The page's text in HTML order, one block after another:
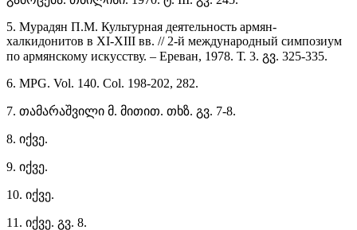
5. Мурадян П.М. Культурная деятельность армян-
халкидонитов в XI-XIII вв. // 2-й международный симпозиум
по армянскому искусству. – Ереван, 1978. Т. 3. გვ. 325-335.
6. MPG. Vol. 140. Col. 198-202, 282.
7. თამარაშვილი მ. მითით. თხზ. გვ. 7-8.
8. იქვე.
9. იქვე.
10. იქვე.
11. იქვე. გვ. 8.